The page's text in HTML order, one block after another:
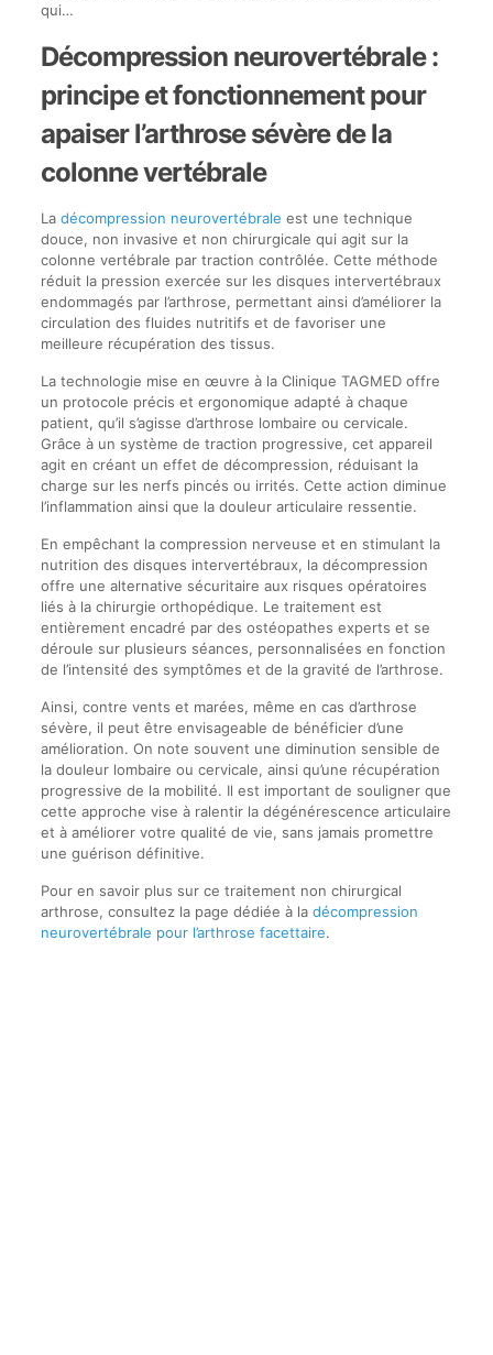
qui…
Décompression neurovertébrale :
principe et fonctionnement pour
apaiser l’arthrose sévère de la
colonne vertébrale
La décompression neurovertébrale est une technique
douce, non invasive et non chirurgicale qui agit sur la
colonne vertébrale par traction contrôlée. Cette méthode
réduit la pression exercée sur les disques intervertébraux
endommagés par l’arthrose, permettant ainsi d’améliorer la
circulation des fluides nutritifs et de favoriser une
meilleure récupération des tissus.
La technologie mise en œuvre à la Clinique TAGMED offre
un protocole précis et ergonomique adapté à chaque
patient, qu’il s’agisse d’arthrose lombaire ou cervicale.
Grâce à un système de traction progressive, cet appareil
agit en créant un effet de décompression, réduisant la
charge sur les nerfs pincés ou irrités. Cette action diminue
l’inflammation ainsi que la douleur articulaire ressentie.
En empêchant la compression nerveuse et en stimulant la
nutrition des disques intervertébraux, la décompression
offre une alternative sécuritaire aux risques opératoires
liés à la chirurgie orthopédique. Le traitement est
entièrement encadré par des ostéopathes experts et se
déroule sur plusieurs séances, personnalisées en fonction
de l’intensité des symptômes et de la gravité de l’arthrose.
Ainsi, contre vents et marées, même en cas d’arthrose
sévère, il peut être envisageable de bénéficier d’une
amélioration. On note souvent une diminution sensible de
la douleur lombaire ou cervicale, ainsi qu’une récupération
progressive de la mobilité. Il est important de souligner que
cette approche vise à ralentir la dégénérescence articulaire
et à améliorer votre qualité de vie, sans jamais promettre
une guérison définitive.
Pour en savoir plus sur ce traitement non chirurgical
arthrose, consultez la page dédiée à la décompression
neurovertébrale pour l’arthrose facettaire.